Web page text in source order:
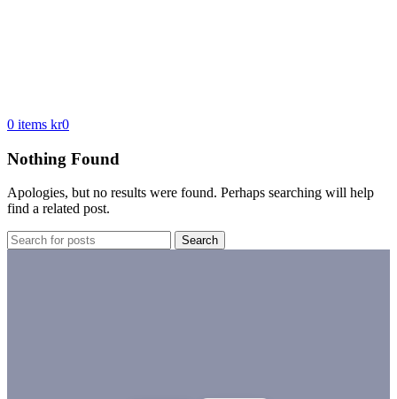
0 items kr0
Nothing Found
Apologies, but no results were found. Perhaps searching will help
find a related post.
Search